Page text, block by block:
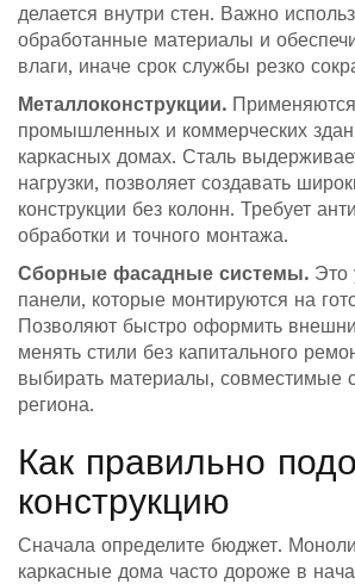
делается внутри стен. Важно
обработанные материалы и
влаги, иначе срок службы резко
Металлоконструкции.
промышленных и коммерческих
каркасных домах. Сталь
нагрузки, позволяет создавать
конструкции без колонн. Требует
обработки и точного монтажа.
Сборные фасадные системы. Это
панели, которые монтируются на
Позволяют быстро оформить
менять стили без капитального
выбирать материалы, совместимые
региона.
Как правильно
конструкцию
Сначала определите бюджет.
каркасные дома часто дороже в